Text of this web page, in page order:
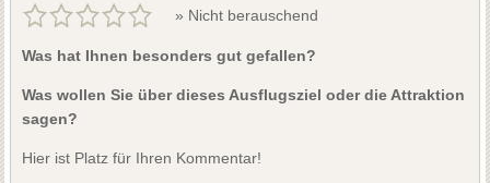
» Nicht berauschend
Was hat Ihnen besonders gut gefallen?
Was wollen Sie über dieses Ausflugsziel oder die Attraktion
sagen?
Hier ist Platz für Ihren Kommentar!